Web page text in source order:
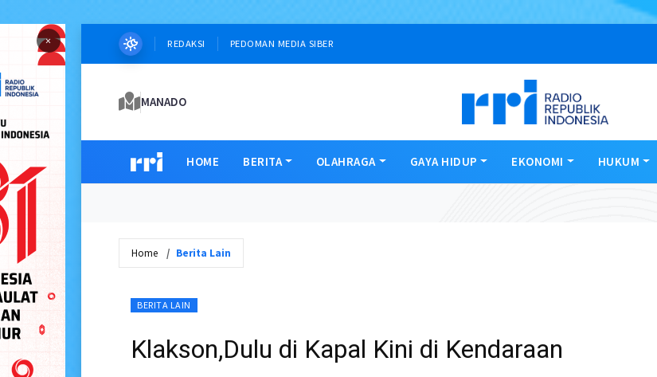
× REDAKSI PEDOMAN MEDIA SIBER
MANADO
HOME BERITA OLAHRAGA GAYA HIDUP EKONOMI HUKUM
Home Berita Lain
BERITA LAIN
Klakson,Dulu di Kapal Kini di Kendaraan